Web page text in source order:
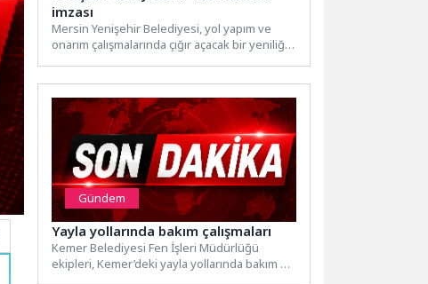
imzası
Mersin Yenişehir Belediyesi, yol yapım ve
onarım çalışmalarında çığır açacak bir yeniliğe
Gündem
Yayla yollarında bakım çalışmaları
Kemer Belediyesi Fen İşleri Müdürlüğü
ekipleri, Kemer’deki yayla yollarında bakım ve